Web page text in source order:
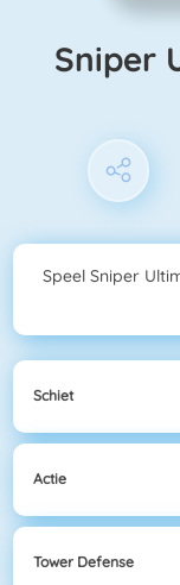
Speel Sniper
Schiet
Actie
Tower Defense